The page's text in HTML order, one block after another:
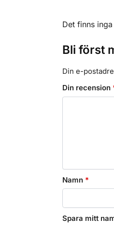
Det finns
Bli först
Din e-
Din recension
Namn *
Spara mitt